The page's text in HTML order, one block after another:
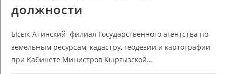
должности
Ысык-Атинский филиал Государственного агентства по
земельным ресурсам, кадастру, геодезии и картографии
при Кабинете Министров Кыргызской…